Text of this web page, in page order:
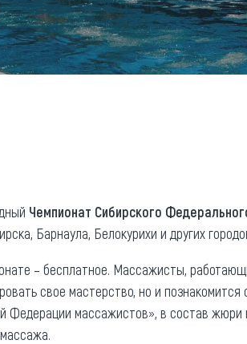
Аудиогид
Мой маршрут
Общая информация
Как добраться
Люди, прославившие
Карты и буклеты
Чемпионат Сибирского
Барнаула, Белокурихи и других
– бесплатное. Массажисты,
свое мастерство, но и
Федерации массажистов», в состав жюри